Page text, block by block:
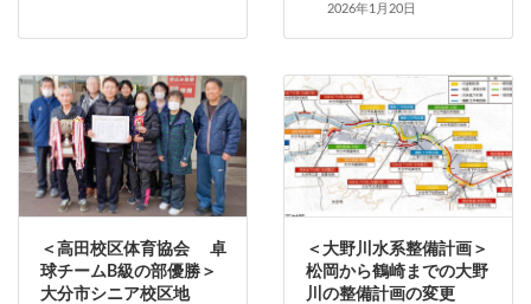
2026年1月20日
＜高田校区体育協会 卓
球チームB級の部優勝＞
大分市シニア校区地
＜大野川水系整備計画＞
松岡から鶴崎までの大野
川の整備計画の変更